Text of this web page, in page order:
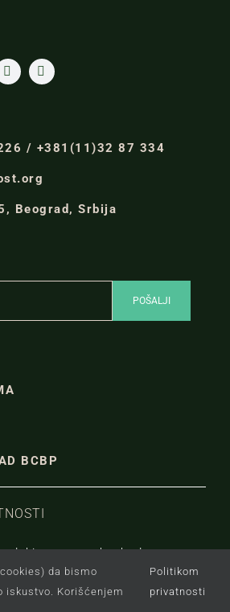
/ +381(11)32 87 334
Beograd, Srbija
BCBP
centar za bezbednosnu
da bismo
iskustvo. Korišćenjem
Politikom
privatnosti